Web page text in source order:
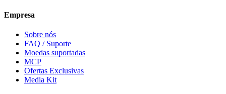
Empresa
Sobre nós
FAQ / Suporte
Moedas suportadas
MCP
Ofertas Exclusivas
Media Kit